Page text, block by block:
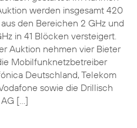
werden insgesamt 420
den Bereichen 2 GHz und
in 41 Blöcken versteigert.
Auktion nehmen vier Bieter
Mobilfunknetzbetreiber
Deutschland, Telekom
sowie die Drillisch
[…]